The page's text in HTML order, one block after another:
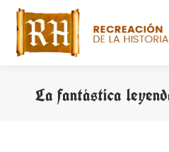
La fantástica